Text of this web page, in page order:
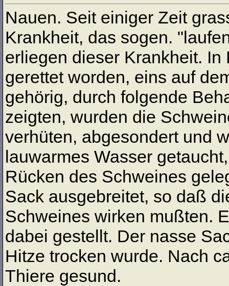
Nauen. Seit einiger Zeit
Krankheit, das sogen.
erliegen dieser Krankheit.
gerettet worden, eins auf
gehörig, durch folgende
zeigten, wurden die
verhüten, abgesondert und
lauwarmes Wasser
Rücken des Schweines
Sack ausgebreitet, so daß
Schweines wirken mußten.
dabei gestellt. Der nasse
Hitze trocken wurde. Nach
Thiere gesund.